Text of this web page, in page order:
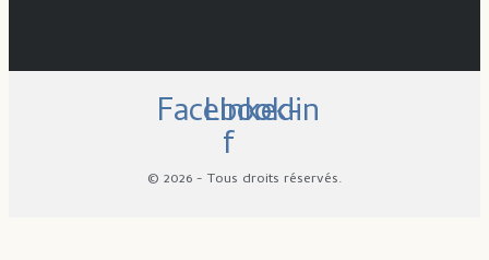
Facebook-
f
Linkedin
© 2026 - Tous droits réservés.